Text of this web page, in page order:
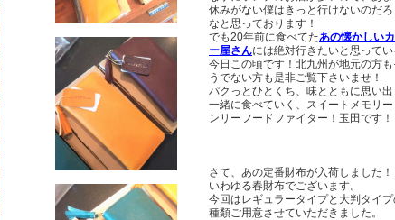
休みがない僕はきっと行けないのだろ
なと思っております！
でも20年前に食べてたあの懐かしい
ー屋さんには絶対行きたいと思ってい
今日この頃です！北九州が地元の方も
うでない方も是非ご覧下さいませ！
パクっとひとくち、味とともに思い出
一緒に食べていく、スイートメモリー
ンリーフードファイター！玉田です！
さて、あの定番財布が入荷しました！
いわゆる春財布でございます。
今回はレギュラータイプと大判タイプ
種類ご用意させていただきました。